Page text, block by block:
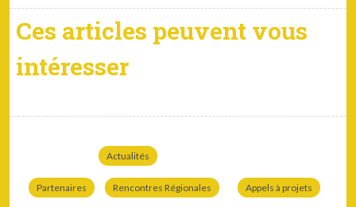
Ces articles peuvent vous
intéresser
Actualités
Partenaires Rencontres Régionales Appels à projets